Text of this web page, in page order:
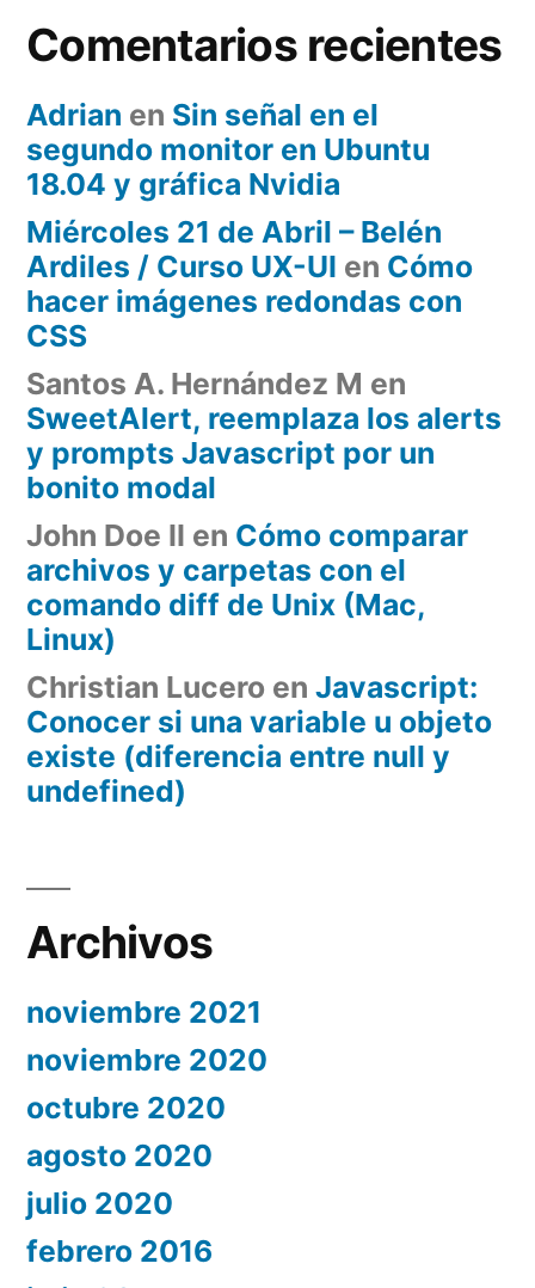
Comentarios recientes
Adrian en Sin señal en el
segundo monitor en Ubuntu
18.04 y gráfica Nvidia
Miércoles 21 de Abril – Belén
Ardiles / Curso UX-UI en Cómo
hacer imágenes redondas con
CSS
Santos A. Hernández M en
SweetAlert, reemplaza los alerts
y prompts Javascript por un
bonito modal
John Doe II en Cómo comparar
archivos y carpetas con el
comando diff de Unix (Mac,
Linux)
Christian Lucero en Javascript:
Conocer si una variable u objeto
existe (diferencia entre null y
undefined)
Archivos
noviembre 2021
noviembre 2020
octubre 2020
agosto 2020
julio 2020
febrero 2016